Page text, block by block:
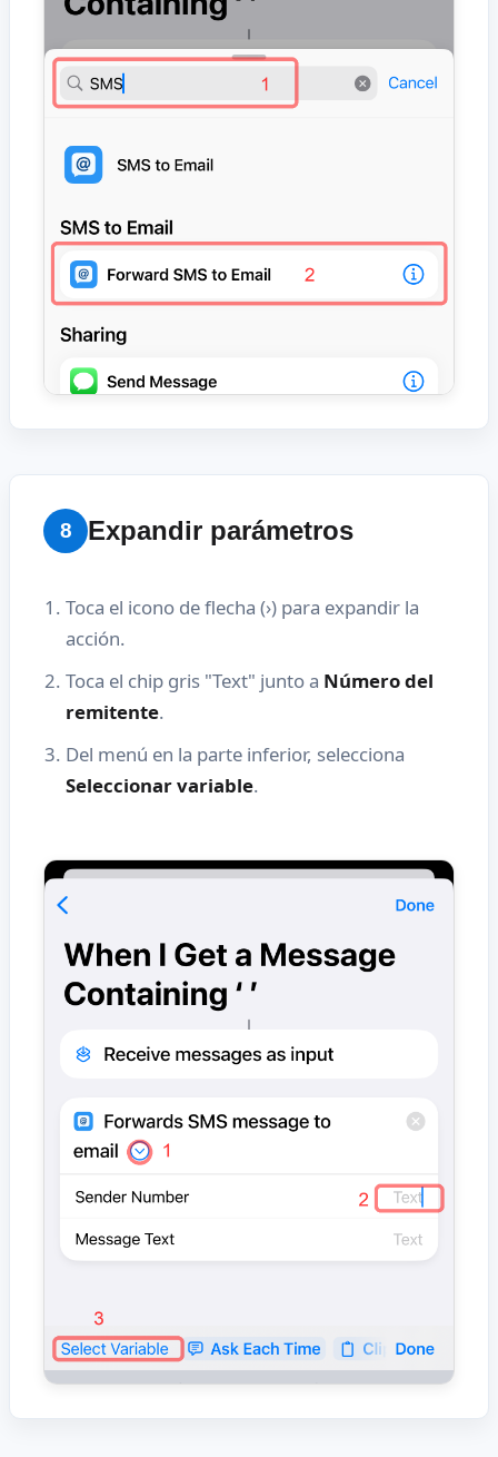
8 Expandir parámetros
Toca el icono de flecha (›) para expandir la
acción.
Toca el chip gris "Text" junto a Número del
remitente.
Del menú en la parte inferior, selecciona
Seleccionar variable.